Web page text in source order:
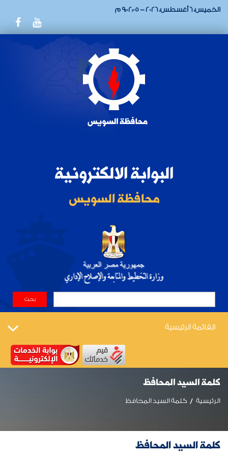
الخميس، 6 أغسطس، 2026 - 9:02:05 م
البوابة الالكترونية
محافظة السويس
القائمة الرئيسية
كلمة السيد المحافظ
الرئيسية كلمة السيد المحافظ
كلمة السيد المحافظ